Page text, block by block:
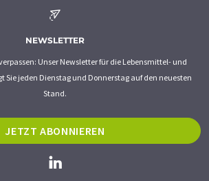
NEWSLETTER
Unser Newsletter für die Lebensmittel- und
Sie jeden Dienstag und Donnerstag auf den neuesten
Stand.
JETZT ABONNIEREN